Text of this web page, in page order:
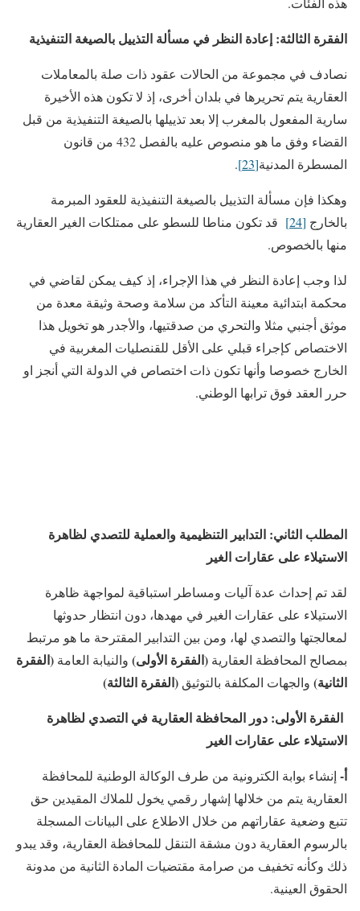
الفقرة الثالثة: إعادة النظر في مسألة التذييل بالصيغة التنفيذية
نصادف في مجموعة من الحالات عقود ذات صلة بالمعاملات
العقارية يتم تحريرها في بلدان أخرى، إذ لا تكون هذه الأخيرة
سارية المفعول بالمغرب إلا بعد تذييلها بالصيغة التنفيذية من قبل
القضاء وفق ما هو منصوص عليه بالفصل 432 من قانون
المسطرة المدنية[23]
.
وهكذا فإن مسألة التذييل بالصيغة التنفيذية للعقود المبرمة
بالخارج [24]
قد تكون مناطا للسطو على ممتلكات الغير العقارية
منها بالخصوص.
لذا وجب إعادة النظر في هذا الإجراء، إذ كيف يمكن لقاضي في
محكمة ابتدائية معينة التأكد من سلامة وصحة وثيقة معدة من
موثق أجنبي مثلا والتحري من صدقتيها، والأجدر هو تخويل هذا
الاختصاص كإجراء قبلي على الأقل للقنصليات المغربية في
الخارج خصوصا وأنها تكون ذات اختصاص في الدولة التي أنجز او
حرر العقد فوق ترابها الوطني.
المطلب الثاني: التدابير التنظيمية والعملية للتصدي لظاهرة
الاستيلاء على عقارات الغير
لقد تم إحداث عدة آليات ومساطر استباقية لمواجهة ظاهرة
الاستيلاء على عقارات الغير في مهدها، دون انتظار حدوثها
لمعالجتها والتصدي لها، ومن بين التدابير المقترحة ما هو مرتبط
بمصالح المحافظة العقارية (الفقرة الأولى) والنيابة العامة (الفقرة
الثانية) والجهات المكلفة بالتوثيق (الفقرة الثالثة)
الفقرة الأولى: دور المحافظة العقارية في التصدي لظاهرة
الاستيلاء على عقارات الغير
أ- إنشاء بوابة الكترونية من طرف الوكالة الوطنية للمحافظة
العقارية يتم من خلالها إشهار رقمي يخول للملاك المقيدين حق
تتبع وضعية عقاراتهم من خلال الاطلاع على البيانات المسجلة
بالرسوم العقارية دون مشقة التنقل للمحافظة العقارية، وقد يبدو
ذلك وكأنه تخفيف من صرامة مقتضيات المادة الثانية من مدونة
الحقوق العينية.